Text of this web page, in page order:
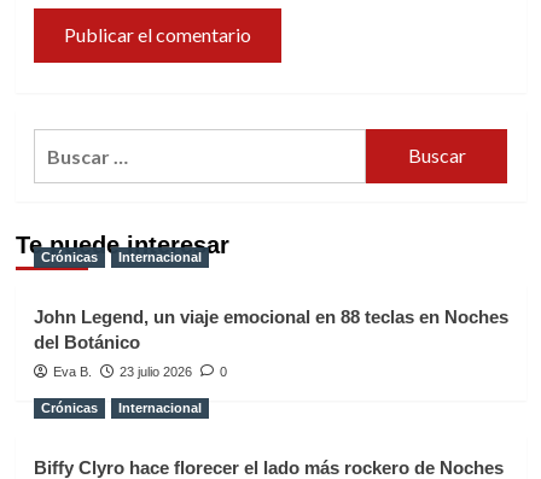
Te puede interesar
Crónicas Internacional
John Legend, un viaje emocional en 88 teclas en Noches
del Botánico
Eva B. 23 julio 2026 0
Crónicas Internacional
Biffy Clyro hace florecer el lado más rockero de Noches